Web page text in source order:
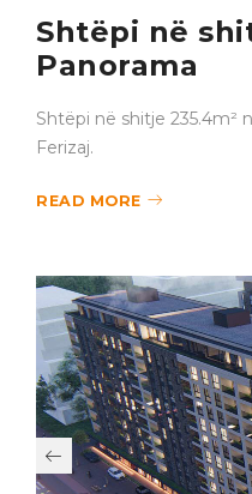
Shtëpi në
Panorama
Shtëpi në shitje 235.4m²
Ferizaj.
READ MORE